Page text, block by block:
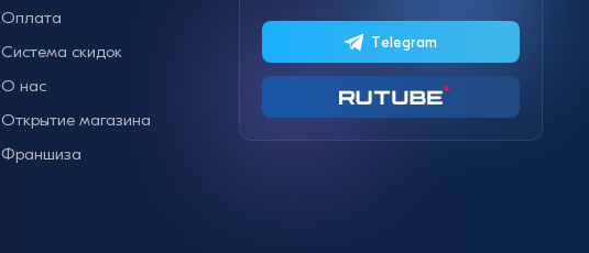
Оплата
Система скидок
О нас
Открытие магазина
Франшиза
Telegram